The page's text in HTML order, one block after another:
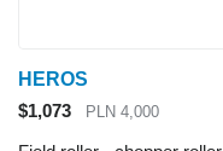
HEROS
$1,073
PLN 4,000